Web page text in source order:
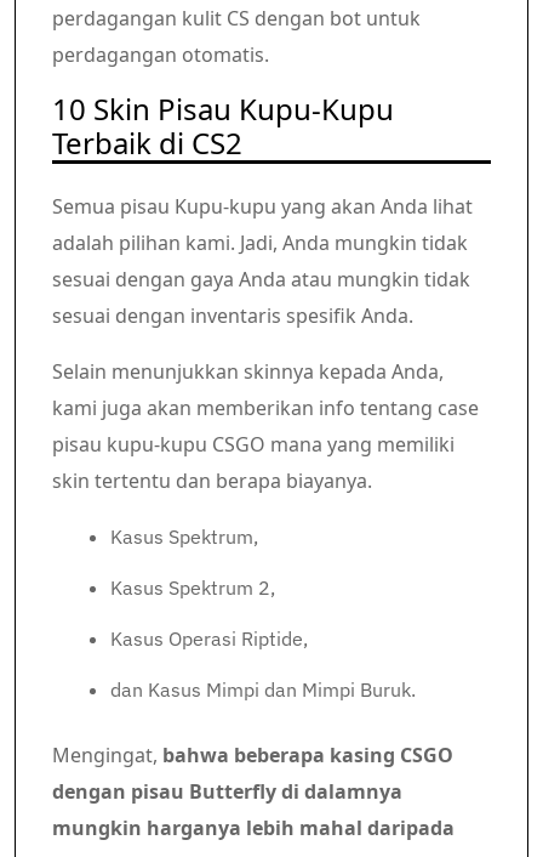
perdagangan kulit CS dengan bot untuk
perdagangan otomatis.
10 Skin Pisau Kupu-Kupu
Terbaik di CS2
Semua pisau Kupu-kupu yang akan Anda lihat
adalah pilihan kami. Jadi, Anda mungkin tidak
sesuai dengan gaya Anda atau mungkin tidak
sesuai dengan inventaris spesifik Anda.
Selain menunjukkan skinnya kepada Anda,
kami juga akan memberikan info tentang case
pisau kupu-kupu CSGO mana yang memiliki
skin tertentu dan berapa biayanya.
Kasus Spektrum,
Kasus Spektrum 2,
Kasus Operasi Riptide,
dan Kasus Mimpi dan Mimpi Buruk.
Mengingat, bahwa beberapa kasing CSGO
dengan pisau Butterfly di dalamnya
mungkin harganya lebih mahal daripada